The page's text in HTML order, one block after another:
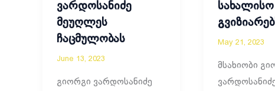
ვარდოსანიძე
მეუღლეს
ჩაცმულობას
June 13, 2023
გიორგი ვარდოსანიძე
May 21, 2023
მსახიობი